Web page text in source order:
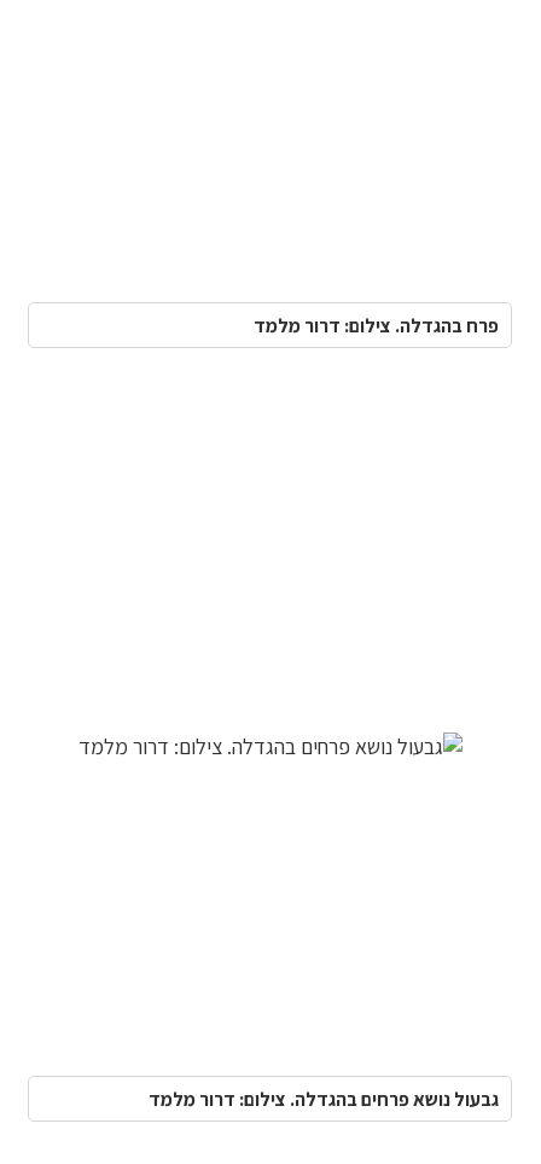
פרח בהגדלה. צילום: דרור מלמד
גבעול נושא פרחים בהגדלה. צילום: דרור מלמד